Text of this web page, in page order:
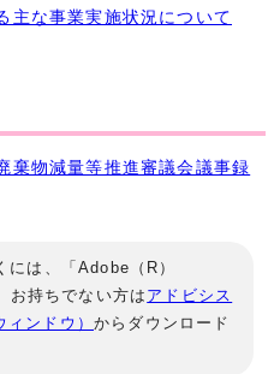
な事業実施状況について
棄物減量等推進審議会議事録
は、「Adobe（R）
お持ちでない方は アドビシス
ィンドウ）からダウンロード